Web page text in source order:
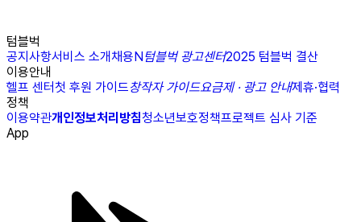
텀블벅
공지사항서비스 소개채용N텀블벅 광고센터2025 텀블벅 결산
이용안내
헬프 센터첫 후원 가이드창작자 가이드요금제 · 광고 안내제휴·협력
정책
이용약관개인정보처리방침청소년보호정책프로젝트 심사 기준
App